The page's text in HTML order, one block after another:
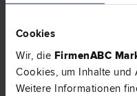
Cookies
Wir, die FirmenABC
Cookies, um Inhalte und
Weitere Informationen
Einbruch ohne
HIER ZUM ARTIKEL ›
EXPERTENTIPP